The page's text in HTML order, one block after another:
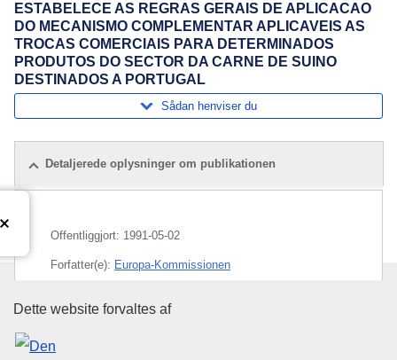
ESTABELECE AS REGRAS GERAIS DE APLICACAO
DO MECANISMO COMPLEMENTAR APLICAVEIS AS
TROCAS COMERCIAIS PARA DETERMINADOS
PRODUTOS DO SECTOR DA CARNE DE SUINO
DESTINADOS A PORTUGAL
Sådan henviser du
Detaljerede oplysninger om publikationen
Offentliggjort: 1991-05-02
Forfatter(e): Europa-Kommissionen
Emne:Portugal,supplerende mekanisme
Den Europæiske Unions
Dette website forvaltes af